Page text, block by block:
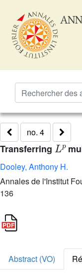
no. 4
Transferring
Lp
Dooley, Anthony H.
Annales de l'Institut
136
Abstract (VO)